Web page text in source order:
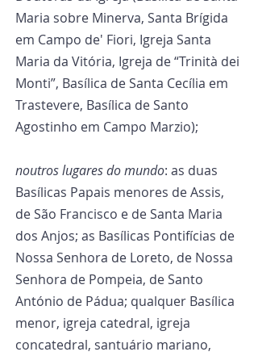
Maria sobre Minerva, Santa Brígida
em Campo de' Fiori, Igreja Santa
Maria da Vitória, Igreja de “Trinità dei
Monti”, Basílica de Santa Cecília em
Trastevere, Basílica de Santo
Agostinho em Campo Marzio);
noutros lugares do mundo: as duas
Basílicas Papais menores de Assis,
de São Francisco e de Santa Maria
dos Anjos; as Basílicas Pontifícias de
Nossa Senhora de Loreto, de Nossa
Senhora de Pompeia, de Santo
António de Pádua; qualquer Basílica
menor, igreja catedral, igreja
concatedral, santuário mariano,